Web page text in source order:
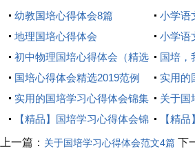
幼教国培心得体会8篇
小学语
地理国培心得体会
小学语
5篇）
初中物理国培心得体会（精选
3篇）
国培，
国培心得体会精选2019范例
【三篇】
实用的
七篇
实用的国培学习心得体会锦集
5篇
关于国
合9篇
【精品】国培学习心得体会锦
集六篇
【精
合8篇
上一篇： 关于国培学习心得体会范文4篇 下